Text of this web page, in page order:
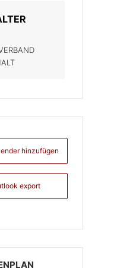
hinzufügen
export